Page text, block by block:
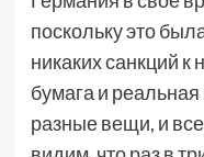
поскольку это
никаких санкций
бумага и
разные вещи, и